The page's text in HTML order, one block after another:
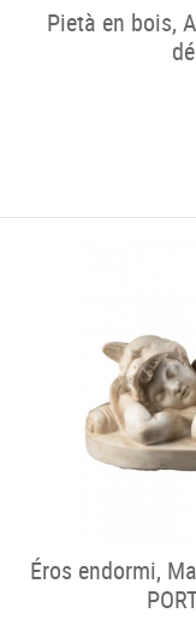
Pietà en bois,
Éros endormi,